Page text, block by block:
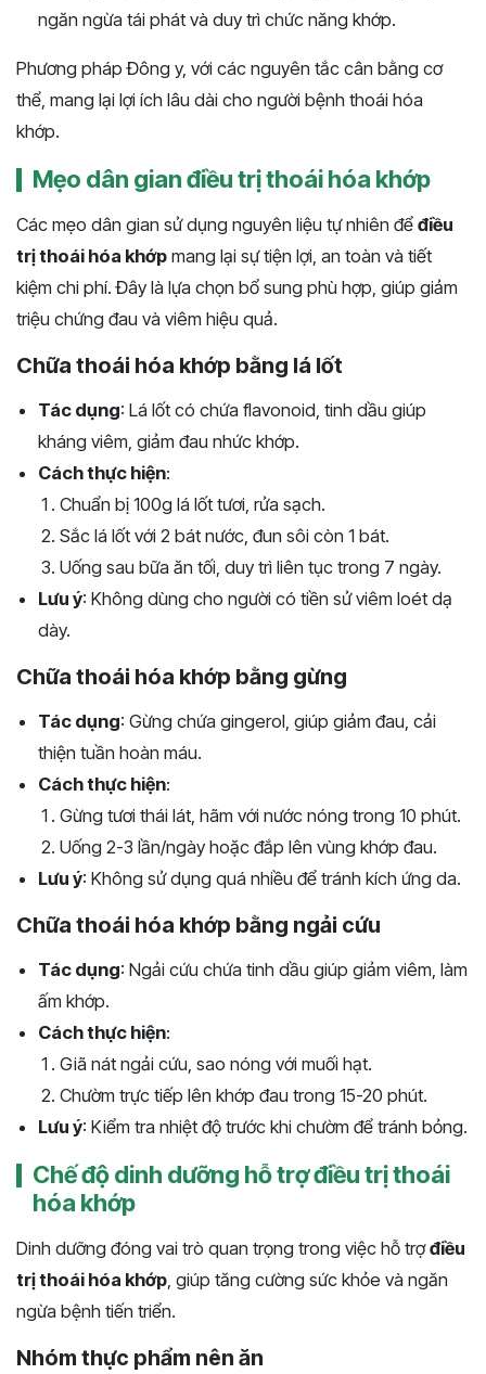
ngăn ngừa tái phát và duy trì chức năng khớp.
Phương pháp Đông y, với các nguyên tắc cân bằng cơ
thể, mang lại lợi ích lâu dài cho người bệnh thoái hóa
khớp.
Mẹo dân gian điều trị thoái hóa khớp
Các mẹo dân gian sử dụng nguyên liệu tự nhiên để điều
trị thoái hóa khớp mang lại sự tiện lợi, an toàn và tiết
kiệm chi phí. Đây là lựa chọn bổ sung phù hợp, giúp giảm
triệu chứng đau và viêm hiệu quả.
Chữa thoái hóa khớp bằng lá lốt
Tác dụng: Lá lốt có chứa flavonoid, tinh dầu giúp
kháng viêm, giảm đau nhức khớp.
Cách thực hiện:
Chuẩn bị 100g lá lốt tươi, rửa sạch.
Sắc lá lốt với 2 bát nước, đun sôi còn 1 bát.
Uống sau bữa ăn tối, duy trì liên tục trong 7 ngày.
Lưu ý: Không dùng cho người có tiền sử viêm loét dạ
dày.
Chữa thoái hóa khớp bằng gừng
Tác dụng: Gừng chứa gingerol, giúp giảm đau, cải
thiện tuần hoàn máu.
Cách thực hiện:
Gừng tươi thái lát, hãm với nước nóng trong 10 phút.
Uống 2-3 lần/ngày hoặc đắp lên vùng khớp đau.
Lưu ý: Không sử dụng quá nhiều để tránh kích ứng da.
Chữa thoái hóa khớp bằng ngải cứu
Tác dụng: Ngải cứu chứa tinh dầu giúp giảm viêm, làm
ấm khớp.
Cách thực hiện:
Giã nát ngải cứu, sao nóng với muối hạt.
Chườm trực tiếp lên khớp đau trong 15-20 phút.
Lưu ý: Kiểm tra nhiệt độ trước khi chườm để tránh bỏng.
Chế độ dinh dưỡng hỗ trợ điều trị thoái
hóa khớp
Dinh dưỡng đóng vai trò quan trọng trong việc hỗ trợđiều
trị thoái hóa khớp , giúp tăng cường sức khỏe và ngăn
ngừa bệnh tiến triển.
Nhóm thực phẩm nên ăn